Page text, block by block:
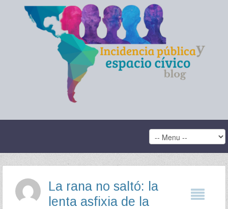
La rana no saltó: la
lenta asfixia de la